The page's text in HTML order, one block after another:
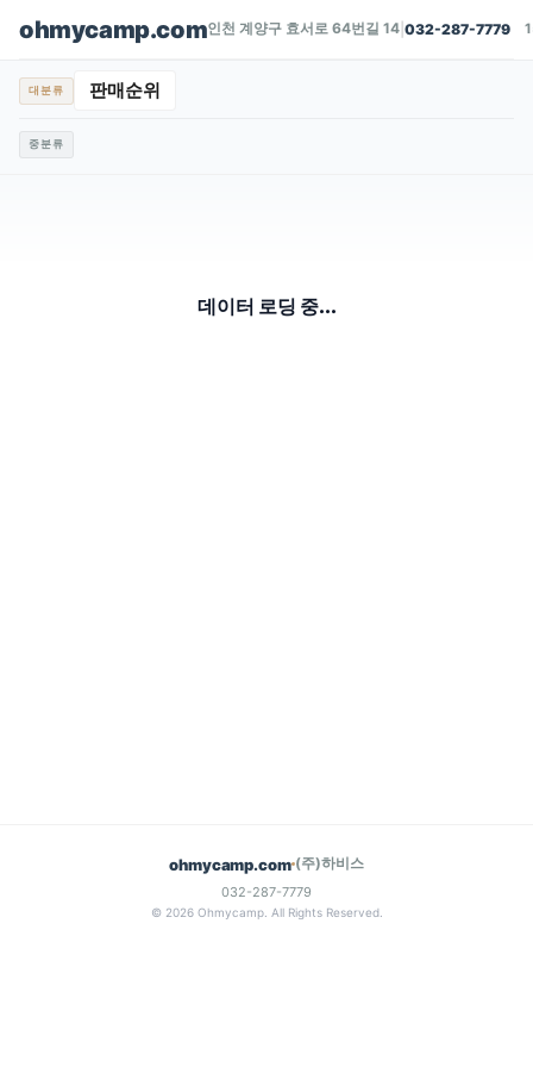
ohmycamp.com인천 계양구 효서로 64번길 14 |032-287-7779
대분류 판매순위
중분류
데이터 로딩 중...
ohmycamp.com (주)하비스
032-287-7779
© 2026 Ohmycamp. All Rights Reserved.